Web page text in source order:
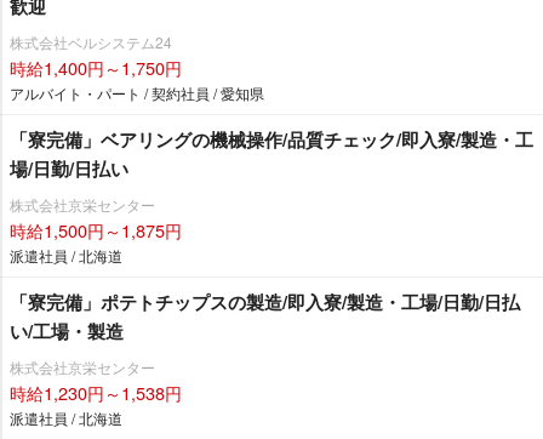
歓迎
株式会社ベルシステム24
時給1,400円～1,750円
アルバイト・パート / 契約社員 / 愛知県
「寮完備」ベアリングの機械操作/品質チェック/即入寮/製造・工
場/日勤/日払い
株式会社京栄センター
時給1,500円～1,875円
派遣社員 / 北海道
「寮完備」ポテトチップスの製造/即入寮/製造・工場/日勤/日払
い/工場・製造
株式会社京栄センター
時給1,230円～1,538円
派遣社員 / 北海道